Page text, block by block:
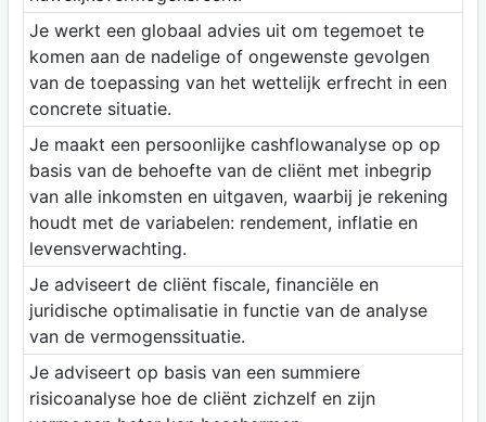
Je werkt een globaal advies uit om tegemoet te
komen aan de nadelige of ongewenste gevolgen
van de toepassing van het wettelijk erfrecht in een
concrete situatie.
Je maakt een persoonlijke cashflowanalyse op op
basis van de behoefte van de cliënt met inbegrip
van alle inkomsten en uitgaven, waarbij je rekening
houdt met de variabelen: rendement, inflatie en
levensverwachting.
Je adviseert de cliënt fiscale, financiële en
juridische optimalisatie in functie van de analyse
van de vermogenssituatie.
Je adviseert op basis van een summiere
risicoanalyse hoe de cliënt zichzelf en zijn